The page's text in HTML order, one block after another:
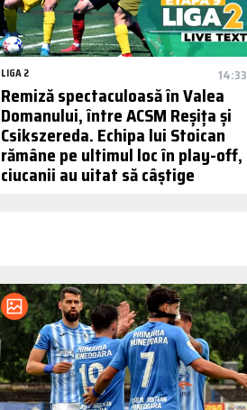
LIGA 2 14:33
Remiză spectaculoasă în Valea
Domanului, între ACSM Reșița și
Csikszereda. Echipa lui Stoican
rămâne pe ultimul loc în play-off,
ciucanii au uitat să câștige